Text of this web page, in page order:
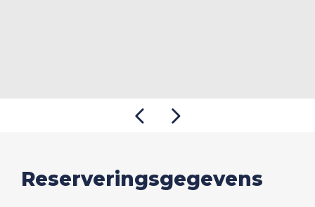
Reserveringsgegevens